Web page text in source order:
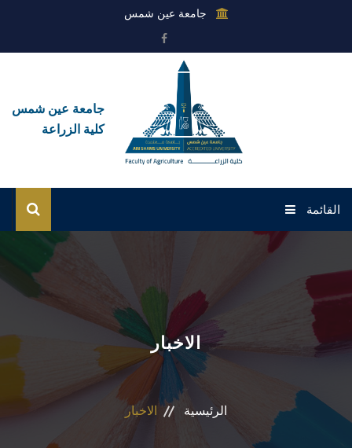
جامعة عين شمس
جامعة عين شمس
كلية الزراعة
القائمة
عن الكلية
القطاعات الاخبار
الرئيسية الاخبار